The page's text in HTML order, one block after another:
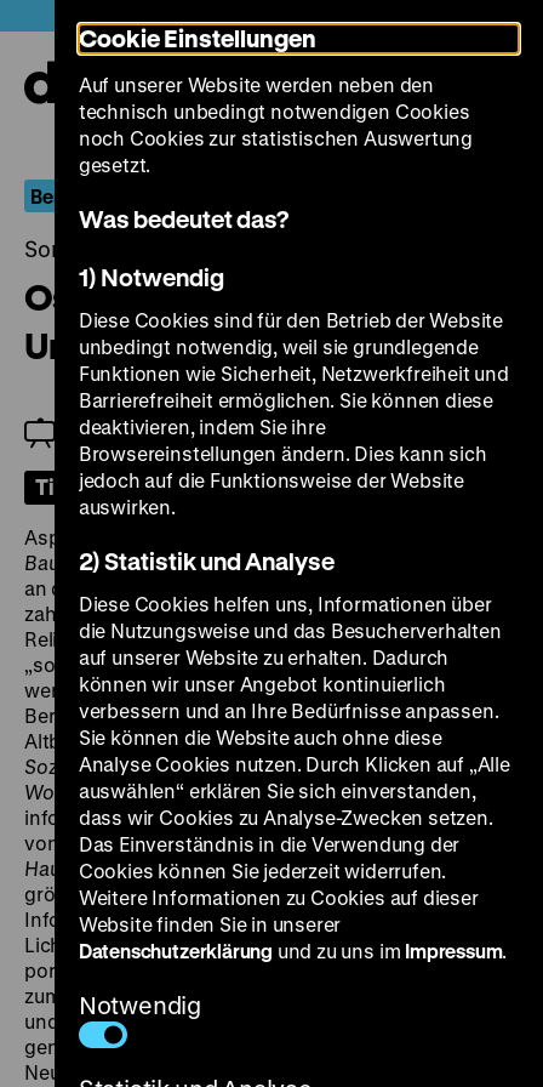
zum
Seiteninhalt
springen
Berlin.Dokument
Sonntag, 26. September 2021, 18.00 Uhr
Ost-Berlin: Rekonstruktion und
Umgestaltung
Jeanpaul Goergen
Tickets
Aspekte des Stadtumbaus in Ost-Berlin.
Bauten Kunst(1972) stellt nicht nur die Baudenkmäler
an der Straße Unter den Linden vor, sondern auch
zahlreiche Beispiele von Kunst am Bau wie Wandbilder,
Reliefs und gestaltete Spielgeräte, die als Elemente der
„sozialistischen Umgestaltung der Stadt“ verstanden
werden. In den siebziger Jahren gewinnt auch in Ost-
Berlin die Sanierung des vernachlässigten
Altbaubestandes an Bedeutung. Der Lehrfilm
Sozialistische Rekonstruktion von Altbau-
Wohngebieten(1973) der Bauakademie Berlin
informiert über die Entkernung und Modernisierung
von Gründerzeitbauten am Prenzlauer Berg.Berlin –
Hauptstadt der DDR(1974) ist ein Film aus einer
größeren Reihe von ähnlich gestalteten
Informationsfilmen, die das Baugeschehen im besten
Licht erscheinen lassen. InStadtlandschaften
porträtierte Karlheinz Mund 1981 drei Künstler, die sich
zum einen mit den noch allgegenwärtigen Altbauten
und Brachen (Ost-Berlin), zum anderen mit den
genormten und standardisierten Neubauten (Halle-
Neustadt) auseinandersetzen. Konrad Knebel
Cookie Einstellungen
Auf unserer Website werden neben den
technisch unbedingt notwendigen Cookies
noch Cookies zur statistischen Auswertung
gesetzt.
Was bedeutet das?
1) Notwendig
Diese Cookies sind für den Betrieb der Website
unbedingt notwendig, weil sie grundlegende
Funktionen wie Sicherheit, Netzwerkfreiheit und
Barrierefreiheit ermöglichen. Sie können diese
deaktivieren, indem Sie ihre
Browsereinstellungen ändern. Dies kann sich
jedoch auf die Funktionsweise der Website
auswirken.
2) Statistik und Analyse
Diese Cookies helfen uns, Informationen über
die Nutzungsweise und das Besucherverhalten
auf unserer Website zu erhalten. Dadurch
können wir unser Angebot kontinuierlich
verbessern und an Ihre Bedürfnisse anpassen.
Sie können die Website auch ohne diese
Analyse Cookies nutzen. Durch Klicken auf „Alle
auswählen“ erklären Sie sich einverstanden,
dass wir Cookies zu Analyse-Zwecken setzen.
Das Einverständnis in die Verwendung der
Cookies können Sie jederzeit widerrufen.
Weitere Informationen zu Cookies auf dieser
Website finden Sie in unserer
Datenschutzerklärung und zu uns im Impressum.
Notwendig